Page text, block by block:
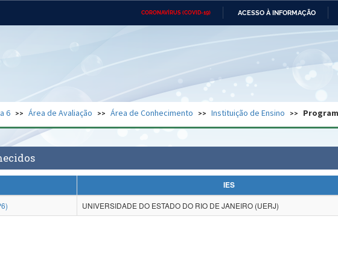
CORONAVÍRUS (COVID-19) ACESSO À INFORMAÇÃO
Ministério das Relações
Ministério do Desenvolvimento
Regional e
de Segurança Advocacia-Geral da União Banco Central do Brasil
6 Área de Avaliação Área de Conhecimento Instituição de Ensino
IES
UNIVERSIDADE DO ESTADO DO RIO DE JANEIRO (UERJ)